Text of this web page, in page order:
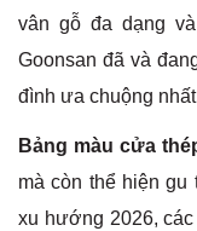
vân gỗ đa dạng
Goonsan đã và
đình ưa chuộng
Bảng màu cửa
mà còn thể hiện gu
xu hướng 2026,